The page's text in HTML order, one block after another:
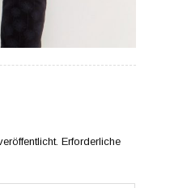
Erforderliche